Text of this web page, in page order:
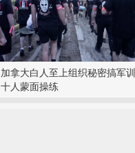
加拿大白人至上组织秘密搞军
十人蒙面操练